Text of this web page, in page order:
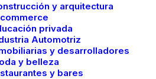
y arquitectura
privada
Automotriz
y desarrolladores
y belleza
y bares
FMCreador